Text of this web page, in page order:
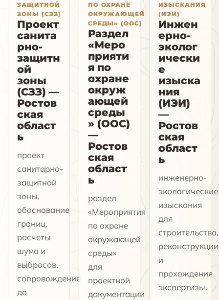
ЗАЩИТНОЙ
ЗОНЫ (СЗЗ)
Проект
санита
рно-
защитн
ой
зоны
(СЗЗ) —
Ростов
ская
област
ь
проект
санитарно-
защитной
зоны,
обоснование
границ,
расчеты
шума и
выбросов,
сопровождение
до
ПО ОХРАНЕ
ОКРУЖАЮЩЕЙ
СРЕДЫ» (ООС)
Раздел
«Меро
прияти
я по
охране
окруж
ающей
среды
» (ООС)
—
Ростов
ская
област
ь
раздел
«Мероприятия
по охране
окружающей
среды»
для
проектной
документации
ИЗЫСКАНИЯ
(ИЭИ)
Инжен
ерно-
эколог
ически
е
изыска
ния
(ИЭИ)
—
Ростов
ская
област
ь
инженерно-
экологические
изыскания
для
строительства,
реконструкции
и
прохождения
экспертизы.